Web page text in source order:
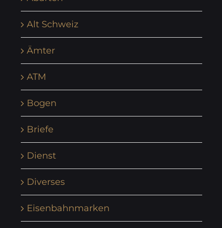
Alt Schweiz
Ämter
ATM
Bogen
Briefe
Dienst
Diverses
Eisenbahnmarken